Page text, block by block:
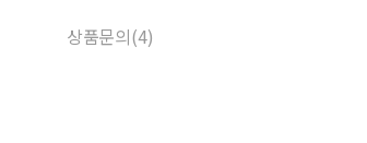
상품문의(4)